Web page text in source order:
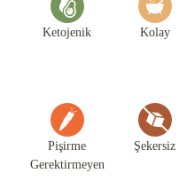
Ketojenik Kolay
Pişirme
Gerektirmeyen
Şekersiz